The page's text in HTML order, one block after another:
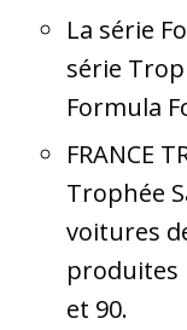
La série
série
Formula
FRANCE
Trophée
voitures
produites
et 90.